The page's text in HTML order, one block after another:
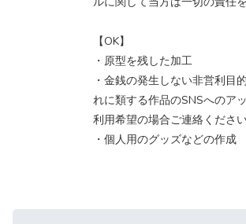
【OK】
・原型を残した加工
・金銭の発生しない非営利目
れに類する作品のSNSへのア
利用希望の場合ご連絡ください
・個人用のグッズなどの作成